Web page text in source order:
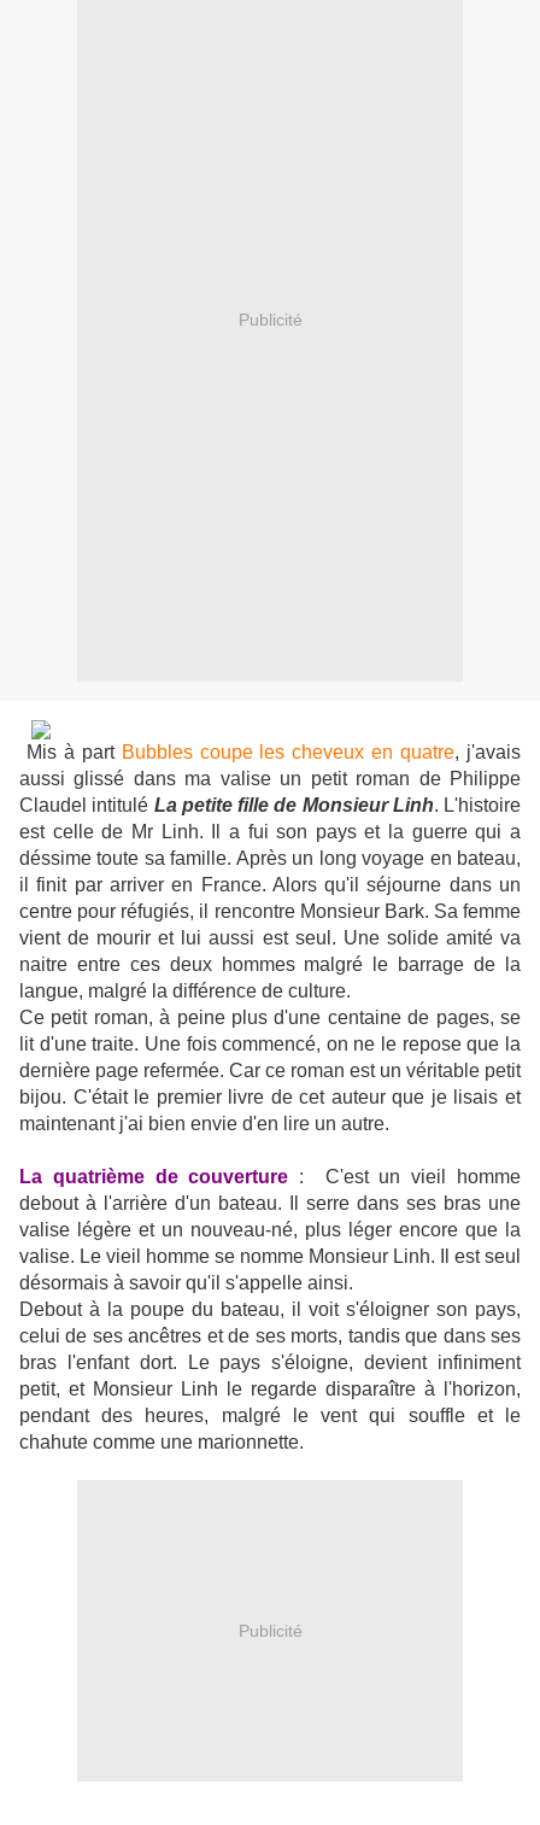
Publicité
Mis à part Bubbles coupe les cheveux en quatre, j'avais
aussi glissé dans ma valise un petit roman de Philippe
Claudel intitulé La petite fille de Monsieur Linh. L'histoire
est celle de Mr Linh. Il a fui son pays et la guerre qui a
déssime toute sa famille. Après un long voyage en bateau,
il finit par arriver en France. Alors qu'il séjourne dans un
centre pour réfugiés, il rencontre Monsieur Bark. Sa femme
vient de mourir et lui aussi est seul. Une solide amité va
naitre entre ces deux hommes malgré le barrage de la
langue, malgré la différence de culture.
Ce petit roman, à peine plus d'une centaine de pages, se
lit d'une traite. Une fois commencé, on ne le repose que la
dernière page refermée. Car ce roman est un véritable petit
bijou. C'était le premier livre de cet auteur que je lisais et
maintenant j'ai bien envie d'en lire un autre.
La quatrième de couverture : C'est un vieil homme
debout à l'arrière d'un bateau. Il serre dans ses bras une
valise légère et un nouveau-né, plus léger encore que la
valise. Le vieil homme se nomme Monsieur Linh. Il est seul
désormais à savoir qu'il s'appelle ainsi.
Debout à la poupe du bateau, il voit s'éloigner son pays,
celui de ses ancêtres et de ses morts, tandis que dans ses
bras l'enfant dort. Le pays s'éloigne, devient infiniment
petit, et Monsieur Linh le regarde disparaître à l'horizon,
pendant des heures, malgré le vent qui souffle et le
chahute comme une marionnette.
Publicité